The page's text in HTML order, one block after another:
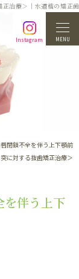
治療＞｜水道橋の矯正
Instagram MENU
閉鎖不全を伴う上下顎前
突に対する抜歯矯正治療＞
伴う上下